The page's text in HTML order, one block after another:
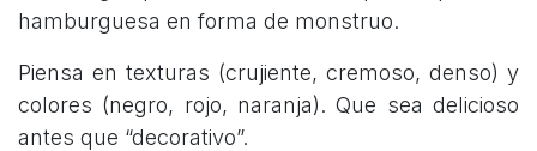
hamburguesa en forma de monstruo.
Piensa en texturas (crujiente, cremoso, denso) y
colores (negro, rojo, naranja). Que sea delicioso
antes que “decorativo”.